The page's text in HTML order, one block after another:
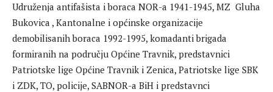
Udruženja antifašista i boraca NOR-a 1941-1945, MZ Gluha
Bukovica , Kantonalne i općinske organizacije
demobilisanih boraca 1992-1995, komadanti brigada
formiranih na području Općine Travnik, predstavnici
Patriotske lige Općine Travnik i Zenica, Patriotske lige SBK
i ZDK, TO, policije, SABNOR-a BiH i predstavnci